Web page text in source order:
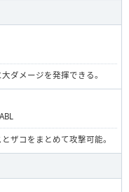
ダメージを発揮できる。
ザコをまとめて攻撃可能。